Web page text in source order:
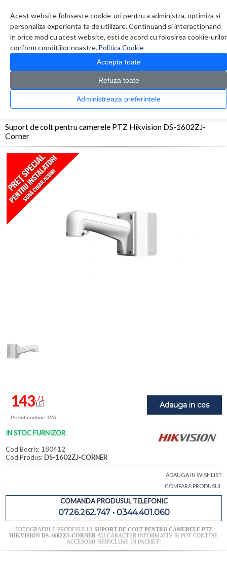
Acest website foloseste cookie-uri pentru a administra, optimiza si
personaliza experienta ta de utilizare. Continuand si interactionand
in orice mod cu acest website, esti de acord cu folosirea cookie-urilor
conform conditiilor noastre.Politica Cookie
Accepta toate
Refuza toate
Administreaza preferintele
0 produs(e)
CATALOG PRODUSE
Sisteme de supraveghere > Accesorii sisteme de supraveghere
Suport de colt pentru camerele PTZ Hikvision DS-1602ZJ-
Corner
Adauga in cos
143,71
LEI
Pretul contine TVA
IN STOC FURNIZOR
Cod Bocris: 180412
Cod Produs: DS-1602ZJ-CORNER
ADAUGA IN WISHLIST
COMPARA PRODUSUL
COMANDA PRODUSUL TELEFONIC
0726.262.747 • 0344.401.060
FOTOGRAFIILE PRODUSULUI SUPORT DE COLT PENTRU CAMERELE PTZ
HIKVISION DS-1602ZJ-CORNER AU CARACTER INFORMATIV SI POT CONTINE
ACCESORII NEINCLUSE IN PACHET!